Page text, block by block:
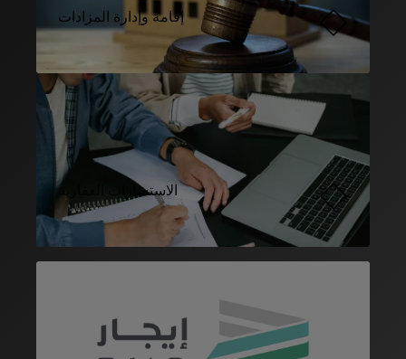
إقامة وإدارة المزادات
الاستشارات العقارية